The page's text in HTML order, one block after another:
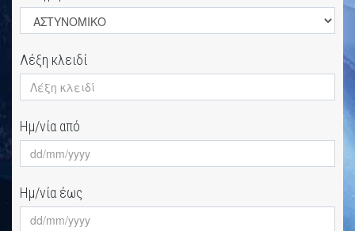
Λέξη κλειδί
Ημ/νία από
Ημ/νία έως